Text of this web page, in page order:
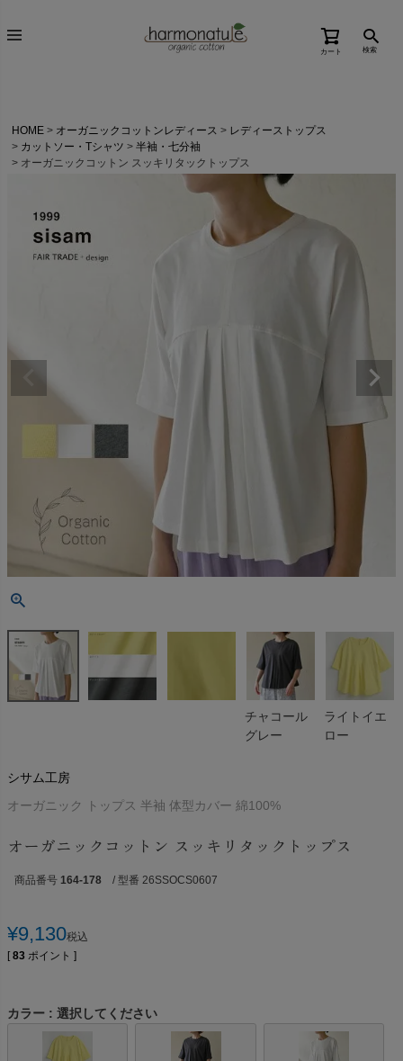
カート 検索
HOME オーガニックコットンレディース
レディーストップス
カットソー・Tシャツ
半袖・七分袖
オーガニックコットン スッキリタックトップス
チャコール
グレー
ライトイエ
ロー
シサム工房
オーガニック トップス 半袖 体型カバー 綿100%
オーガニックコットン スッキリタックトップス
商品番号 164-178 / 型番 26SSOCS0607
¥9,130税込
[ 83 ポイント ]
カラー 選択してください